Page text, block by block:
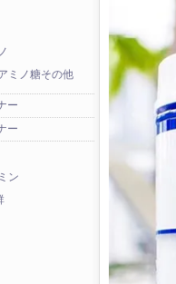
ミノ糖その他
ー
ー
ン